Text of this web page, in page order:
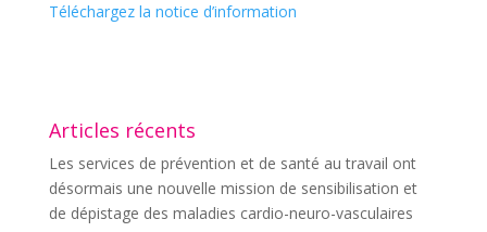
Téléchargez la notice d’information
Articles récents
Les services de prévention et de santé au travail ont
désormais une nouvelle mission de sensibilisation et
de dépistage des maladies cardio-neuro-vasculaires